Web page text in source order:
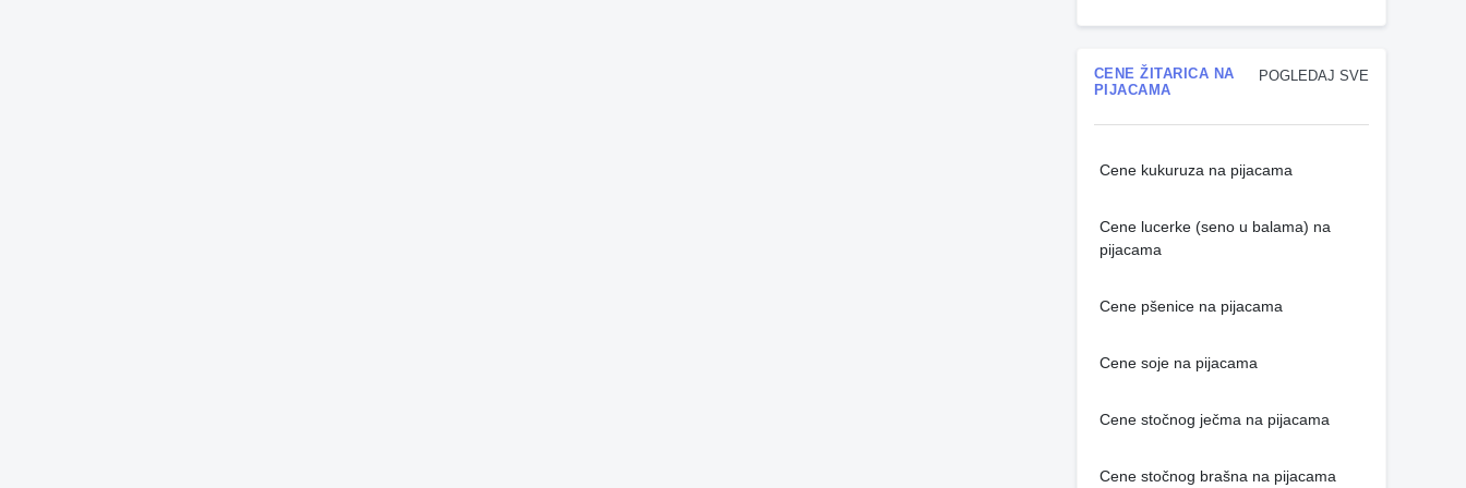
POGLEDAJ SVE
CENE ŽITARICA NA
PIJACAMA
Cene kukuruza na pijacama
Cene lucerke (seno u balama) na
pijacama
Cene pšenice na pijacama
Cene soje na pijacama
Cene stočnog ječma na pijacama
Cene stočnog brašna na pijacama